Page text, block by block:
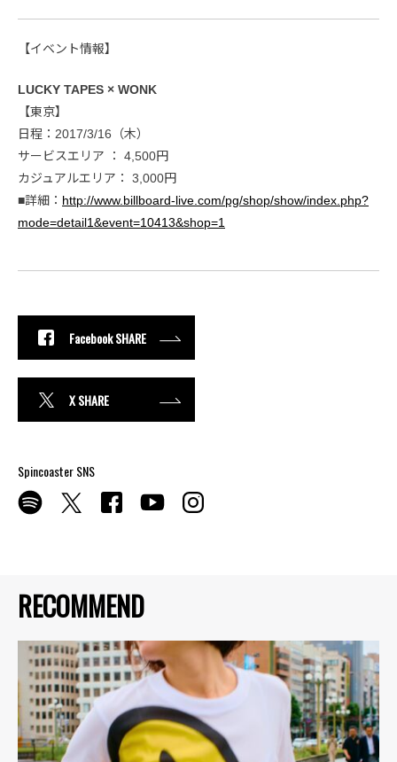
RECOMMEND
【イベント情報】
LUCKY TAPES × WONK
【東京】
日程：2017/3/16（木）
サービスエリア ： 4,500円
カジュアルエリア： 3,000円
■詳細： http://www.billboard-live.com/pg/shop/show/index.php?
mode=detail1&event=10413&shop=1
Facebook SHARE
X SHARE
Spincoaster SNS